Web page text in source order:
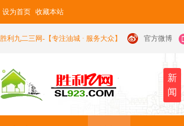
设为首页 收藏本站
胜利九二三网-【专注油城 · 服务大众】 官方微博
新
闻